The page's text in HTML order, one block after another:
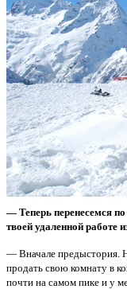
— Теперь перенесемся
твоей удаленной работе
— Вначале предыстория.
продать свою комнату в
почти на самом пике и у